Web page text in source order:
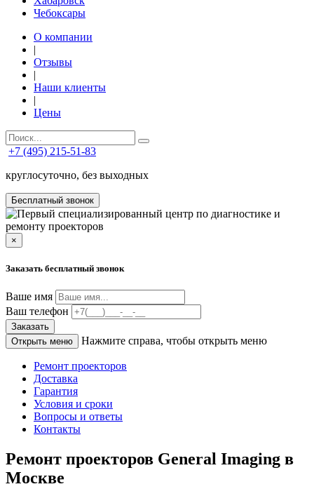
Чебоксары
О компании
|
Отзывы
|
Наши клиенты
|
Цены
+7 (495) 215-51-83
круглосуточно, без выходных
Бесплатный звонок
×
Заказать бесплатный звонок
Ваше имя
Ваш телефон
Заказать
Открыть меню
Нажмите справа, чтобы открыть меню
Ремонт проекторов
Доставка
Гарантия
Условия и сроки
Вопросы и ответы
Контакты
Ремонт проекторов General Imaging в
Москве